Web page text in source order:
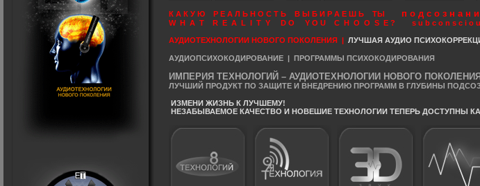
К А К У Ю Р Е А Л Ь Н О С Т Ь В Ы Б И Р А Е Ш Ь ТЫ п о д с о з н а
W H A T R E A L I T Y D O Y O U C H O O S E ? s u b c o n s c i
АУДИОТЕХНОЛОГИИ НОВОГО ПОКОЛЕНИЯ ЛУЧШАЯ АУДИО
АУДИОПСИХОКОДИРОВАНИЕ | ПРОГРАММЫ ПСИХОКОДИРОВАНИЯ
ИМПЕРИЯ ТЕХНОЛОГИЙ – АУДИОТЕХНОЛОГИИ НОВОГО
ЛУЧШИЙ ПРОДУКТ ПО ЗАЩИТЕ И ВНЕДРЕНИЮ ПРОГРАММ В ГЛУБИНЫ
ИЗМЕНИ ЖИЗНЬ К ЛУЧШЕМУ!
НЕЗАБЫВАЕМОЕ КАЧЕСТВО И НОВЕШИЕ ТЕХНОЛОГИИ ТЕПЕРЬ ДОСТУПНЫ